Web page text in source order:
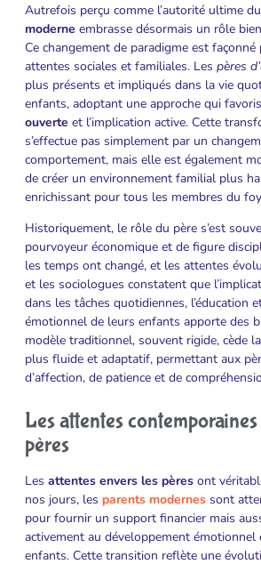
Autrefois perçu comme l’autorité ultime
moderne embrasse désormais un rôle
Ce changement de paradigme est façonné
attentes sociales et familiales. Les pères
plus présents et impliqués dans la vie
enfants, adoptant une approche qui
ouverte et l’implication active. Cette
s’effectue pas simplement par un
comportement, mais elle est également
de créer un environnement familial plus
enrichissant pour tous les membres du
Historiquement, le rôle du père s’est
pourvoyeur économique et de figure
les temps ont changé, et les attentes
et les sociologues constatent que
dans les tâches quotidiennes, l’éducation
émotionnel de leurs enfants apporte des
modèle traditionnel, souvent rigide, cède
plus fluide et adaptatif, permettant aux
d’affection, de patience et de
Les attentes
pères
Les attentes envers les pères ont
nos jours, les parents modernes sont
pour fournir un support financier mais
activement au développement émotionnel
enfants. Cette transition reflète une